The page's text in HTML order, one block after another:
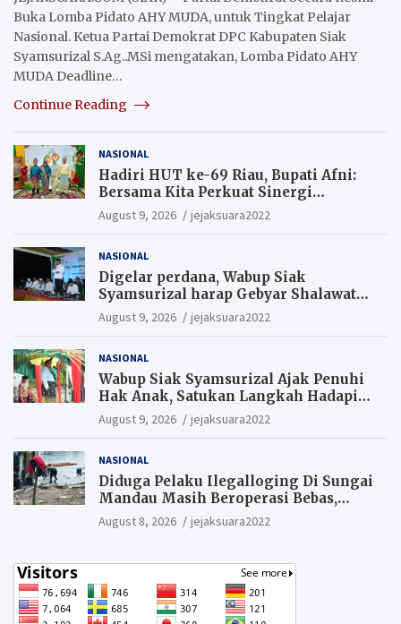
Buka Lomba Pidato AHY MUDA, untuk Tingkat Pelajar
Nasional. Ketua Partai Demokrat DPC Kabupaten Siak
Syamsurizal S.Ag..MSi mengatakan, Lomba Pidato AHY
MUDA Deadline…
Continue Reading
NASIONAL
Hadiri HUT ke-69 Riau, Bupati Afni:
Bersama Kita Perkuat Sinergi
Pembangunan
August 9, 2026 jejaksuara2022
NASIONAL
Digelar perdana, Wabup Siak
Syamsurizal harap Gebyar Shalawat
bisa meningkatkan nilai keagamaan
ditengah-tengah masyarakat.
August 9, 2026 jejaksuara2022
NASIONAL
Wabup Siak Syamsurizal Ajak Penuhi
Hak Anak, Satukan Langkah Hadapi
Tantangan Daerah
August 9, 2026 jejaksuara2022
NASIONAL
Diduga Pelaku Ilegalloging Di Sungai
Mandau Masih Beroperasi Bebas,
Masyarakat Minta Aparat Penegak
Hukum Segera Tangkap Aktor Dan
August 8, 2026 jejaksuara2022